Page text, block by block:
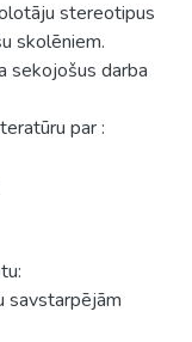
stereotipus
skolēniem.
sekojošus darba
par :
savstarpējām